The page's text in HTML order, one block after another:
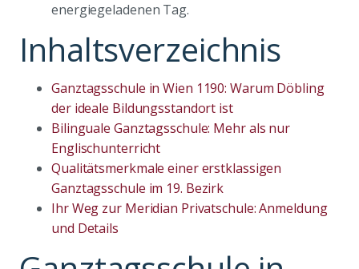
energiegeladenen Tag.
Inhaltsverzeichnis
Ganztagsschule in Wien 1190: Warum Döbling
der ideale Bildungsstandort ist
Bilinguale Ganztagsschule: Mehr als nur
Englischunterricht
Qualitätsmerkmale einer erstklassigen
Ganztagsschule im 19. Bezirk
Ihr Weg zur Meridian Privatschule: Anmeldung
und Details